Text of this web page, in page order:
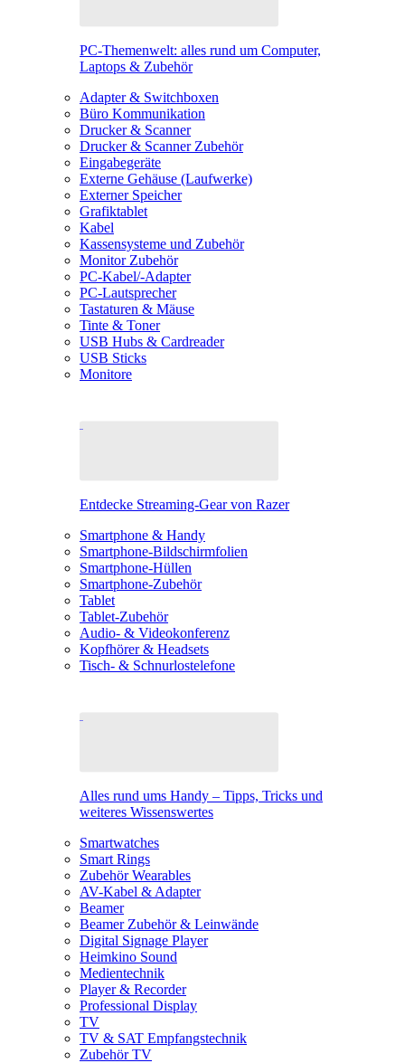
PC-Themenwelt: alles rund um Computer,
Laptops & Zubehör
Adapter & Switchboxen
Büro Kommunikation
Drucker & Scanner
Drucker & Scanner Zubehör
Eingabegeräte
Externe Gehäuse (Laufwerke)
Externer Speicher
Grafiktablet
Kabel
Kassensysteme und Zubehör
Monitor Zubehör
PC-Kabel/-Adapter
PC-Lautsprecher
Tastaturen & Mäuse
Tinte & Toner
USB Hubs & Cardreader
USB Sticks
Monitore
Entdecke Streaming-Gear von Razer
Smartphone & Handy
Smartphone-Bildschirmfolien
Smartphone-Hüllen
Smartphone-Zubehör
Tablet
Tablet-Zubehör
Audio- & Videokonferenz
Kopfhörer & Headsets
Tisch- & Schnurlostelefone
Alles rund ums Handy – Tipps, Tricks und
weiteres Wissenswertes
Smartwatches
Smart Rings
Zubehör Wearables
AV-Kabel & Adapter
Beamer
Beamer Zubehör & Leinwände
Digital Signage Player
Heimkino Sound
Medientechnik
Player & Recorder
Professional Display
TV
TV & SAT Empfangstechnik
Zubehör TV